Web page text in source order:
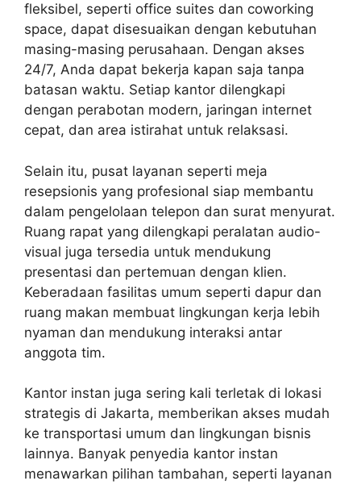
fleksibel, seperti office suites dan coworking
space, dapat disesuaikan dengan kebutuhan
masing-masing perusahaan. Dengan akses
24/7, Anda dapat bekerja kapan saja tanpa
batasan waktu. Setiap kantor dilengkapi
dengan perabotan modern, jaringan internet
cepat, dan area istirahat untuk relaksasi.
Selain itu, pusat layanan seperti meja
resepsionis yang profesional siap membantu
dalam pengelolaan telepon dan surat menyurat.
Ruang rapat yang dilengkapi peralatan audio-
visual juga tersedia untuk mendukung
presentasi dan pertemuan dengan klien.
Keberadaan fasilitas umum seperti dapur dan
ruang makan membuat lingkungan kerja lebih
nyaman dan mendukung interaksi antar
anggota tim.
Kantor instan juga sering kali terletak di lokasi
strategis di Jakarta, memberikan akses mudah
ke transportasi umum dan lingkungan bisnis
lainnya. Banyak penyedia kantor instan
menawarkan pilihan tambahan, seperti layanan